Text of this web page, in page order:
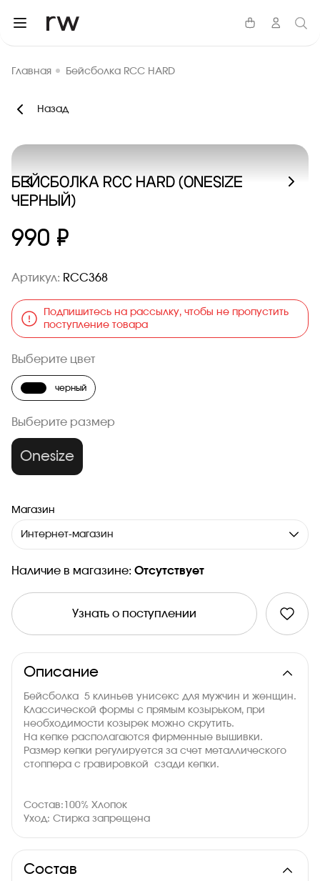
Главная Бейсболка RCC HARD
Назад
БЕЙСБОЛКА RCC HARD (ONESIZE
ЧЕРНЫЙ)
990 ₽
Артикул: RCC368
Подпишитесь на рассылку, чтобы не пропустить
поступление товара
Выберите размер
Onesize
Выберите цвет
черный
Магазин
Интернет-магазин
Наличие в магазине: Отсутствует
Узнать о поступлении
Описание
Бейсболка 5 клиньев унисекс для мужчин и женщин.
Классической формы с прямым козырьком, при
необходимости козырек можно скрутить.
На кепке располагаются фирменные вышивки.
Размер кепки регулируется за счет металлического
стоппера с гравировкой сзади кепки.
Состав:100% Хлопок
Уход: Стирка запрещена
Состав